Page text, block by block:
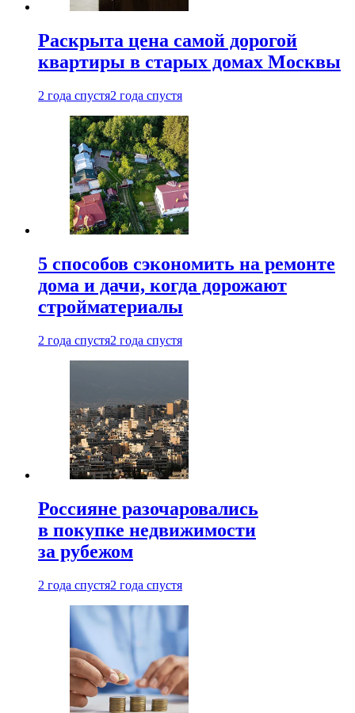
Раскрыта цена самой дорогой
квартиры в старых домах Москвы
2 года спустя2 года спустя
5 способов сэкономить на ремонте
дома и дачи, когда дорожают
стройматериалы
2 года спустя2 года спустя
Россияне разочаровались
в покупке недвижимости
за рубежом
2 года спустя2 года спустя